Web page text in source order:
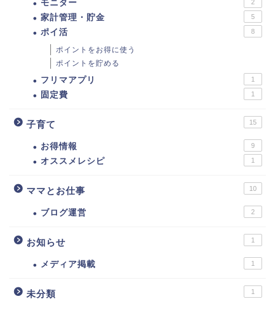
モニター 2
家計管理・貯金 5
ポイ活 8
ポイントをお得に使う
ポイントを貯める
フリマアプリ 1
固定費 1
子育て 15
お得情報 9
オススメレシピ 1
ママとお仕事 10
ブログ運営 2
お知らせ 1
メディア掲載 1
未分類 1